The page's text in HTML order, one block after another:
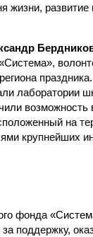
жизни, развитие
лаборатории
возможность
на
крупнейших
фонда
поддержку,